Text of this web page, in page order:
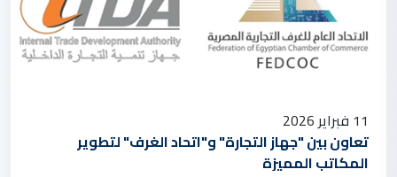
11 فبراير 2026
تعاون بين "جهاز التجارة" و"اتحاد الغرف" لتطوير
المكاتب المميزة